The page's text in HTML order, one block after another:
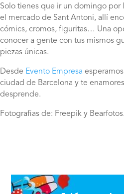
Solo tienes que ir un domingo por
el mercado de Sant Antoni, allí
cómics, cromos, figuritas… Una
conocer a gente con tus mismos
piezas únicas.
Desde Evento Empresa
ciudad de Barcelona y te
desprende.
Fotografias de: Freepik y Bearfotos.